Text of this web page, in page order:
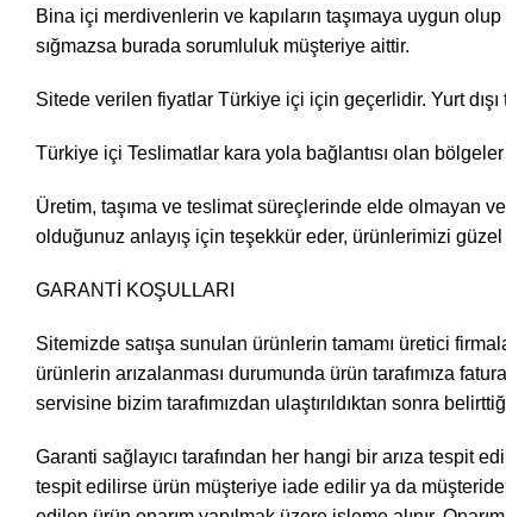
Bina içi merdivenlerin ve kapıların taşımaya uygun
sığmazsa burada sorumluluk müşteriye aittir.
Sitede verilen fiyatlar Türkiye içi için geçerlidir. Yurt
Türkiye içi Teslimatlar kara yola bağlantısı olan
Üretim, taşıma ve teslimat süreçlerinde elde olmayan
olduğunuz anlayış için teşekkür eder, ürünlerimizi
GARANTİ KOŞULLARI
Sitemizde satışa sunulan ürünlerin tamamı üretici
ürünlerin arızalanması durumunda ürün tarafımıza
servisine bizim tarafımızdan ulaştırıldıktan sonra
Garanti sağlayıcı tarafından her hangi bir arıza tespit
tespit edilirse ürün müşteriye iade edilir ya da